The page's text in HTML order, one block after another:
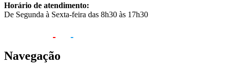
Horário de atendimento:
De Segunda à Sexta-feira das 8h30 às 17h30
Navegação